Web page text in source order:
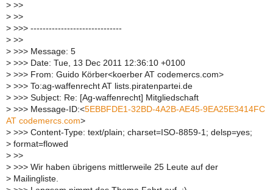
> >>
> >>
> >>> ------------------------------
> >>
> >>> Message: 5
> >>> Date: Tue, 13 Dec 2011 12:36:10 +0100
> >>> From: Guido Körber<koerber AT codemercs.com>
> >>> To:ag-waffenrecht AT lists.piratenpartei.de
> >>> Subject: Re: [Ag-waffenrecht] Mitgliedschaft
> >>> Message-ID:<5EBBFDE1-32BD-4A2B-AE45-9EA25E3414FC
AT codemercs.com>
> >>> Content-Type: text/plain; charset=ISO-8859-1; delsp=yes;
> format=flowed
> >>
> >>> Wir haben übrigens mittlerweile 25 Leute auf der
> Mailingliste.